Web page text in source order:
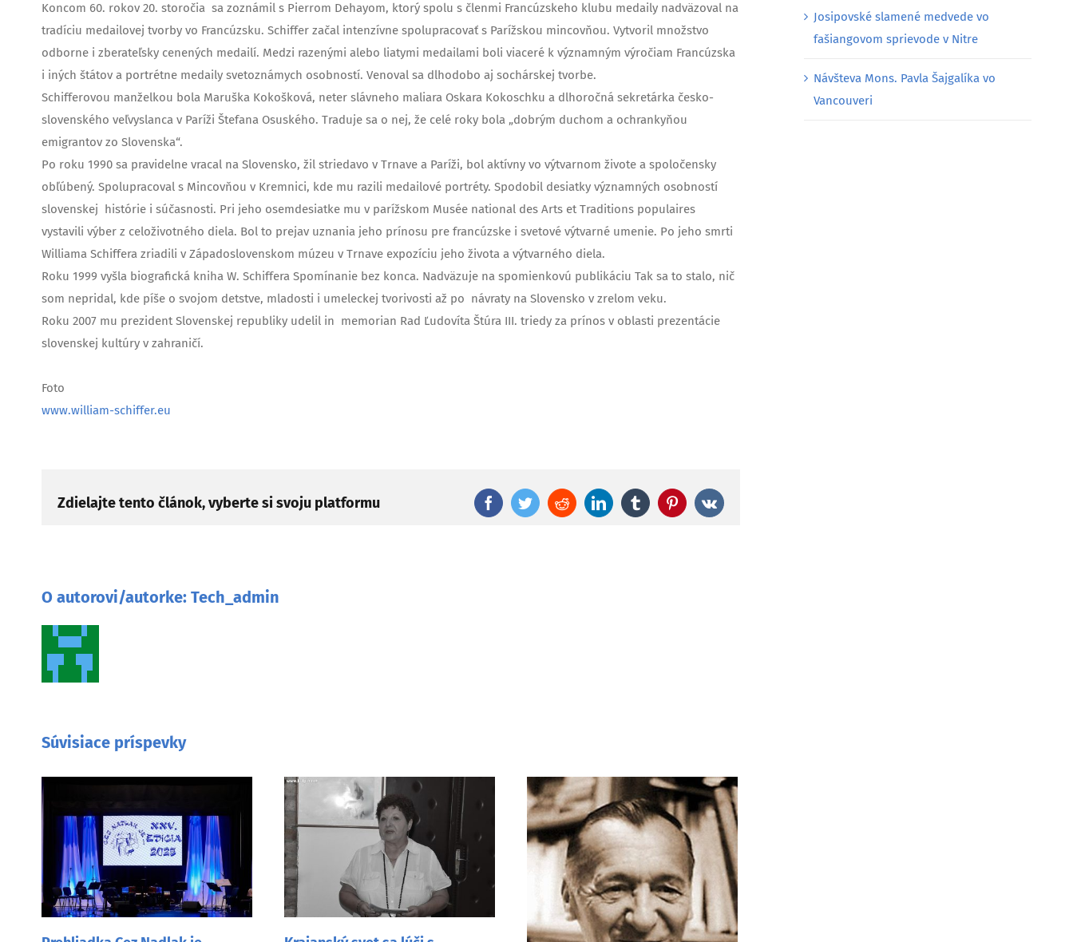
Koncom 60. rokov 20. storočia sa zoznámil s Pierrom Dehayom, ktorý spolu s členmi Francúzskeho klubu medaily nadväzoval na
tradíciu medailovej tvorby vo Francúzsku. Schiffer začal intenzívne spolupracovať s Parížskou mincovňou. Vytvoril množstvo
odborne i zberateľsky cenených medailí. Medzi razenými alebo liatymi medailami boli viaceré k významným výročiam Francúzska
i iných štátov a portrétne medaily svetoznámych osobností. Venoval sa dlhodobo aj sochárskej tvorbe.
Schifferovou manželkou bola Maruška Kokošková, neter slávneho maliara Oskara Kokoschku a dlhoročná sekretárka česko-
slovenského veľvyslanca v Paríži Štefana Osuského. Traduje sa o nej, že celé roky bola „dobrým duchom a ochrankyňou
emigrantov zo Slovenska“.
Po roku 1990 sa pravidelne vracal na Slovensko, žil striedavo v Trnave a Paríži, bol aktívny vo výtvarnom živote a spoločensky
obľúbený. Spolupracoval s Mincovňou v Kremnici, kde mu razili medailové portréty. Spodobil desiatky významných osobností
slovenskej histórie i súčasnosti. Pri jeho osemdesiatke mu v parížskom Musée national des Arts et Traditions populaires
vystavili výber z celoživotného diela. Bol to prejav uznania jeho prínosu pre francúzske i svetové výtvarné umenie. Po jeho smrti
Williama Schiffera zriadili v Západoslovenskom múzeu v Trnave expozíciu jeho života a výtvarného diela.
Roku 1999 vyšla biografická kniha W. Schiffera Spomínanie bez konca. Nadväzuje na spomienkovú publikáciu Tak sa to stalo, nič
som nepridal, kde píše o svojom detstve, mladosti i umeleckej tvorivosti až po návraty na Slovensko v zrelom veku.
Roku 2007 mu prezident Slovenskej republiky udelil in memorian Rad Ľudovíta Štúra III. triedy za prínos v oblasti prezentácie
slovenskej kultúry v zahraničí.
Foto
www.william-schiffer.eu
Zdielajte tento článok, vyberte si svoju platformu FacebookTwitterRedditLinkedInTumblr Pinterest
Vk
O autorovi/autorke: Tech_admin
Súvisiace príspevky
Josipovské slamené medvede vo
fašiangovom sprievode v Nitre
Návšteva Mons. Pavla Šajgalíka vo
Vancouveri